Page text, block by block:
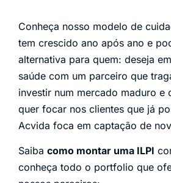
Conheça nosso modelo de
tem crescido ano após ano e
alternativa para quem: deseja
saúde com um parceiro que
investir num mercado maduro e
quer focar nos clientes que já
Acvida foca em captação de
Saiba como montar uma ILPI
conheça todo o portfolio que